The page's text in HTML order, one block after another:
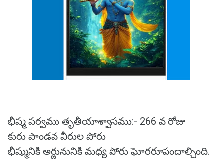
భీష్మ పర్వము తృతీయాశ్వాసము:- 266 వ రోజు
కురు పాండవ వీరుల పోరు
భీష్మునికి అర్జునునికి మధ్య పోరు ఘోరరూపందాల్చింది.